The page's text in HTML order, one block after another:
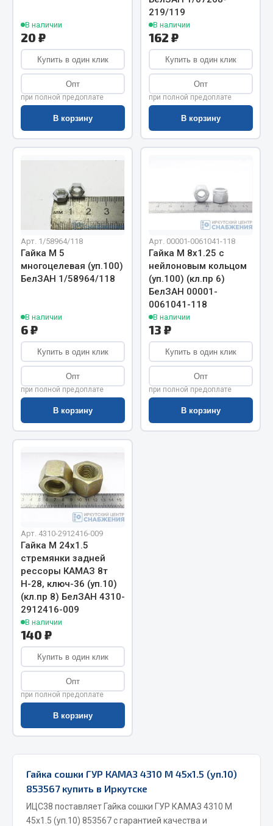
Цепи подъёмные
Весь раздел
РТИ
Паронит
Патрубки
Рукава высокого давления
Показать ещё
Автомобильная электрика
Автолампы
Блоки реле и предохранителей
Вилки нагрузочные
Выключатели и переключатели клавишные
Выключатели кнопочные
Выключатель массы
Изолента
Показать ещё
Запчасти на полуприцепы
Амортизаторы для полуприцепов
Весь раздел
Запчасти КамАЗ
Двигатель
Система питания
Система выпуска газа
Система охлаждения
Сцепление
Коробка передач
Коробка передач ZF
Показать ещё
В наличии
20 ₽
Купить в один клик
Опт
при полной предоплате
В корзину
219/119
В наличии
162 ₽
Купить в один клик
Опт
при полной предоплате
В корзину
Арт. 1/58964/118
Гайка М 5
многоцелевая (уп.100)
БелЗАН 1/58964/118
В наличии
6 ₽
Купить в один клик
Опт
при полной предоплате
В корзину
Арт. 00001-0061041-118
Гайка М 8х1.25 с
нейлоновым кольцом
(уп.100) (кл.пр 6)
БелЗАН 00001-
0061041-118
В наличии
13 ₽
Купить в один клик
Опт
при полной предоплате
В корзину
Арт. 4310-2912416-009
Гайка М 24х1.5
стремянки задней
рессоры КАМАЗ 8т
Н-28, ключ-36 (уп.10)
(кл.пр 8) БелЗАН 4310-
2912416-009
В наличии
140 ₽
Купить в один клик
Опт
при полной предоплате
В корзину
Гайка сошки ГУР КАМАЗ 4310 М 45х1.5 (уп.10)
853567 купить в Иркутске
ИЦС38 поставляет Гайка сошки ГУР КАМАЗ 4310 М
45х1.5 (уп.10) 853567 с гарантией качества и